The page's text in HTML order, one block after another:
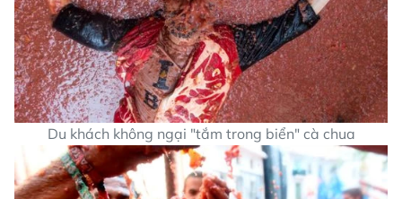
Du khách không ngại "tắm trong biển" cà chua